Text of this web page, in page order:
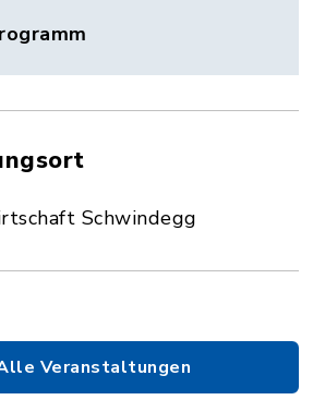
Schwindegg
Veranstaltungen